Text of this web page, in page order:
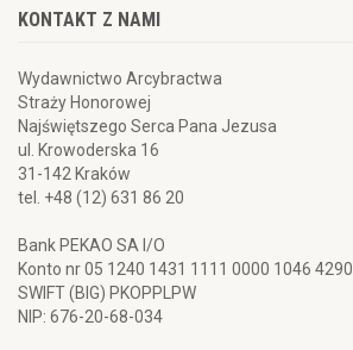
KONTAKT Z NAMI
Wydawnictwo Arcybractwa
Straży Honorowej
Najświętszego Serca Pana Jezusa
ul. Krowoderska 16
31-142 Kraków
tel. +48 (12) 631 86 20
Bank PEKAO SA I/O
Konto nr 05 1240 1431 1111 0000 1046 4290
SWIFT (BIG) PKOPPLPW
NIP: 676-20-68-034